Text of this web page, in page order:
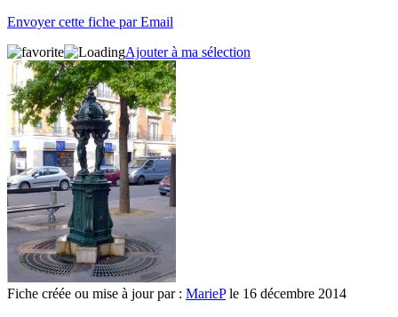
Envoyer cette fiche par Email
Ajouter à ma sélection
Fiche créée ou mise à jour par : MariePle 16 décembre 2014